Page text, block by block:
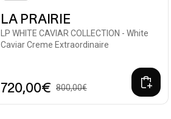
LA PRAIRIE
LP WHITE CAVIAR COLLECTION - White
Caviar Creme Extraordinaire
720,00€ 800,00€